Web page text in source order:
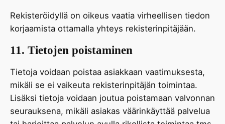
Rekisteröidyllä on oikeus vaatia virheellisen tiedon
korjaamista ottamalla yhteys rekisterinpitäjään.
11. Tietojen poistaminen
Tietoja voidaan poistaa asiakkaan vaatimuksesta,
mikäli se ei vaikeuta rekisterinpitäjän toimintaa.
Lisäksi tietoja voidaan joutua poistamaan valvonnan
seurauksena, mikäli asiakas väärinkäyttää palvelua